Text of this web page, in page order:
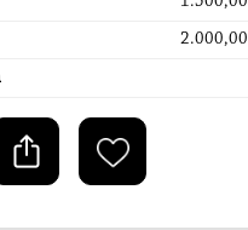
2.000,00